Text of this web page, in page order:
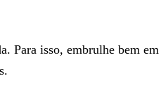
Para isso, embrulhe bem